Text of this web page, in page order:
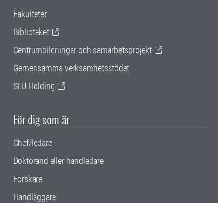
Fakulteter
Biblioteket
Centrumbildningar och samarbetsprojekt
Gemensamma verksamhetsstödet
SLU Holding
För dig som är
Chef/ledare
Doktorand eller handledare
Forskare
Handläggare